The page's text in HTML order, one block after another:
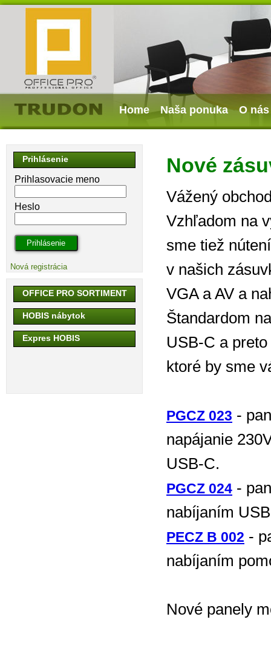
Home Naša ponuka O nás
Nové
Vážený
Vzhľadom na
sme tiež
v našich
VGA a AV a
Štandardom
USB-C a
ktoré by sme
PGCZ 023 -
napájanie
USB-C.
PGCZ 024 -
nabíjaním
PECZ B 002 -
nabíjaním
Nové panely
Prihlásenie
Prihlasovacie meno
Heslo
Nová registrácia
OFFICE PRO SORTIMENT
HOBIS nábytok
Expres HOBIS